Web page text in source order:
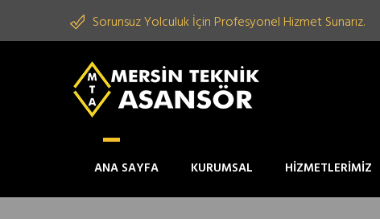
Sorunsuz Yolculuk İçin Profesyonel Hizmet Sunarız.
ANA SAYFA KURUMSAL HİZMETLERİMİZ